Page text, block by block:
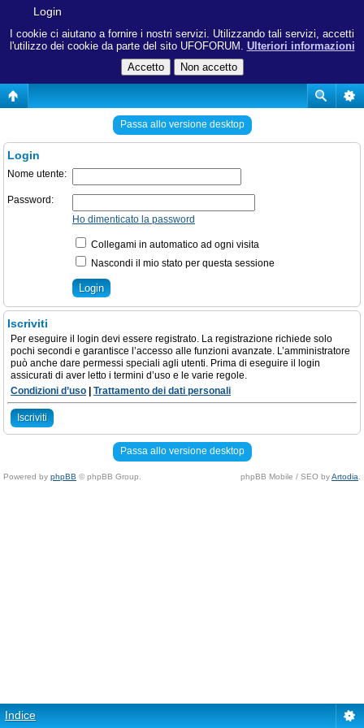
I cookie ci aiutano a fornire i nostri servizi. Utilizzando tali servizi, accetti
l'utilizzo dei cookie da parte del sito UFOFORUM. Ulteriori informazioni
Login
Passa allo versione desktop
Login
Nome utente:
Password:
Ho dimenticato la password
Collegami in automatico ad ogni visita
Nascondi il mio stato per questa sessione
Iscriviti
Per eseguire il login devi essere registrato. La registrazione richiede solo
pochi secondi e garantisce l’accesso alle funzioni avanzate. L’amministratore
può anche dare permessi speciali agli utenti. Prima di eseguire il login
assicurati di aver letto i termini d’uso e le varie regole.
Condizioni d’uso
Trattamento dei dati personali
Iscriviti
Passa allo versione desktop
Powered by phpBB © phpBB Group. phpBB Mobile / SEO byArtodia
Indice